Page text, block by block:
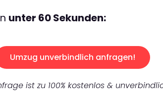
unter 60 Sekunden:
Umzug unverbindlich anfragen!
ist zu 100% kostenlos &